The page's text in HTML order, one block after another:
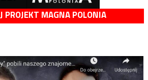
PROJEKT MAGNA POLONIA